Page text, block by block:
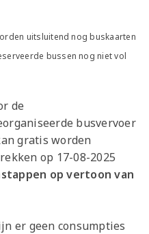
uitsluitend nog buskaarten
bussen nog niet vol
de
busvervoer
gratis worden
op 17-08-2025
op vertoon van
er geen consumpties